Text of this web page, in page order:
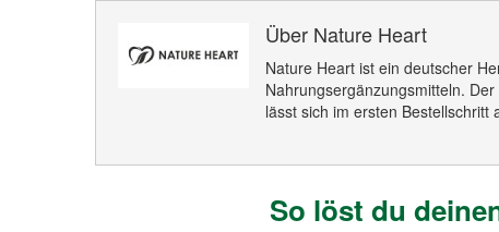
Über Nature Heart
Nature Heart ist ein deutscher
Nahrungsergänzungsmitteln.
lässt sich im ersten Bestellschritt
So löst du